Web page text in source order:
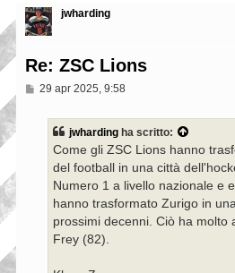
jwharding
Re: ZSC Lions
M
29 apr 2025, 9:58
jwharding ha scritto:
Come gli ZSC Lions hanno
del football in una città
Numero 1 a livello nazionale e
hanno trasformato Zurigo in
prossimi decenni. Ciò ha molto
Frey (82).